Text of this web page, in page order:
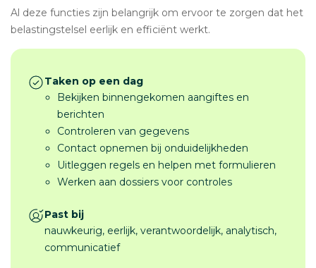
Al deze functies zijn belangrijk om ervoor te zorgen dat het
belastingstelsel eerlijk en efficiënt werkt.
Taken op een dag
Bekijken binnengekomen aangiftes en
berichten
Controleren van gegevens
Contact opnemen bij onduidelijkheden
Uitleggen regels en helpen met formulieren
Werken aan dossiers voor controles
Past bij
nauwkeurig, eerlijk, verantwoordelijk, analytisch,
communicatief